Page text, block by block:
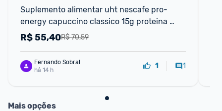
Suplemento alimentar uht nescafe pro-
energy capuccino classico 15g proteina
270ml
R$ 70,59
R$55,40
Fernando Sobral
há 14 h
1 1
Mais opções